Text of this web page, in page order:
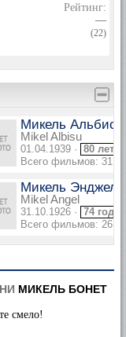
Рейтинг:
—
(22)
Микель Альбису
Mikel Albisu
01.04.1939 · 80 лет
Всего фильмов: 31
Микель Энджел
Mikel Angel
31.10.1926 · 74 года
Всего фильмов: 26
МИКЕЛЬ БОНЕТ
смело!